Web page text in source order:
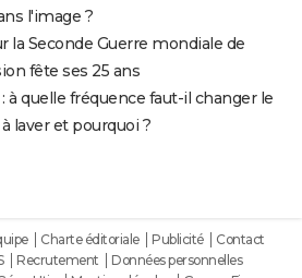
l'image ?
la Seconde Guerre mondiale de
fête ses 25 ans
à quelle fréquence faut-il changer le
laver et pourquoi ?
Charte éditoriale Publicité
Contact
Recrutement
Données personnelles